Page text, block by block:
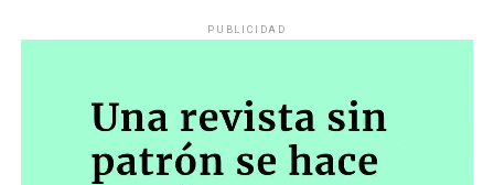
PUBLICIDAD